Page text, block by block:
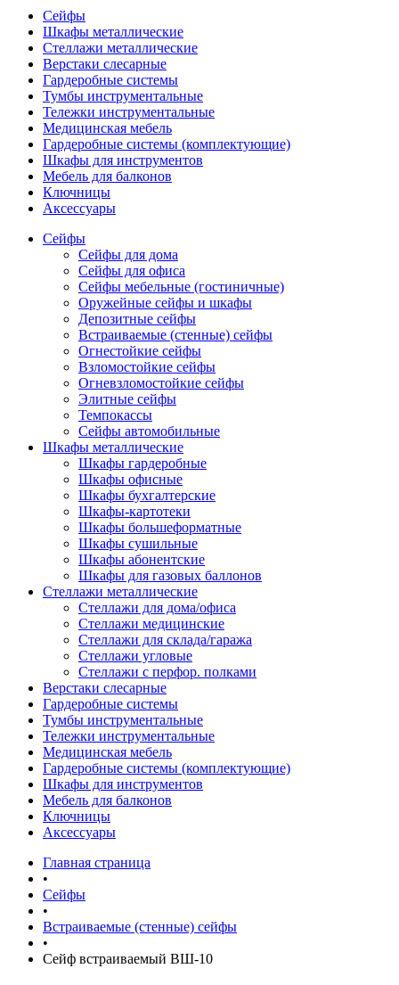
Сейфы
Шкафы металлические
Стеллажи металлические
Верстаки слесарные
Гардеробные системы
Тумбы инструментальные
Тележки инструментальные
Медицинская мебель
Гардеробные системы (комплектующие)
Шкафы для инструментов
Мебель для балконов
Ключницы
Аксессуары
Сейфы
Сейфы для дома
Сейфы для офиса
Сейфы мебельные (гостиничные)
Оружейные сейфы и шкафы
Депозитные сейфы
Встраиваемые (стенные) сейфы
Огнестойкие сейфы
Взломостойкие сейфы
Огневзломостойкие сейфы
Элитные сейфы
Темпокассы
Сейфы автомобильные
Шкафы металлические
Шкафы гардеробные
Шкафы офисные
Шкафы бухгалтерские
Шкафы-картотеки
Шкафы большеформатные
Шкафы сушильные
Шкафы абонентские
Шкафы для газовых баллонов
Стеллажи металлические
Стеллажи для дома/офиса
Стеллажи медицинские
Стеллажи для склада/гаража
Стеллажи угловые
Стеллажи с перфор. полками
Верстаки слесарные
Гардеробные системы
Тумбы инструментальные
Тележки инструментальные
Медицинская мебель
Гардеробные системы (комплектующие)
Шкафы для инструментов
Мебель для балконов
Ключницы
Аксессуары
Главная страница
•
Сейфы
•
Встраиваемые (стенные) сейфы
•
Сейф встраиваемый ВШ-10